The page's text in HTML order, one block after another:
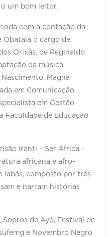
um bom leitor.
com a contação da
Obatalá o cargo de
Orixás, de Reginaldo
da música
Magna
em Comunicação
em Gestão
Faculdade de Educação
Iranti – Ser África -
africana e afro-
Iabás, composto por três
e narram histórias
de Ayó, Festival de
e Novembro Negro